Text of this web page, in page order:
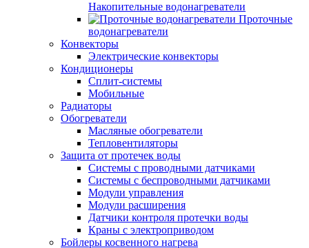
Накопительные водонагреватели
Проточные
водонагреватели
Конвекторы
Электрические конвекторы
Кондиционеры
Сплит-системы
Мобильные
Радиаторы
Обогреватели
Масляные обогреватели
Тепловентиляторы
Защита от протечек воды
Системы с проводными датчиками
Системы с беспроводными датчиками
Модули управления
Модули расширения
Датчики контроля протечки воды
Краны с электроприводом
Бойлеры косвенного нагрева